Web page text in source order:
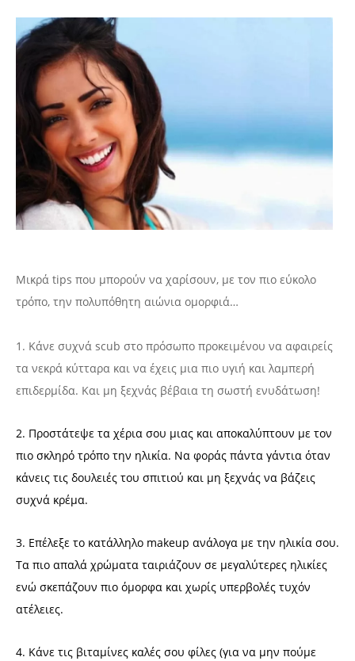
Μικρά tips που μπορούν να χαρίσουν, με τον πιο εύκολο
τρόπο, την πολυπόθητη αιώνια ομορφιά…
1. Κάνε συχνά scub στο πρόσωπο προκειμένου να αφαιρείς
τα νεκρά κύτταρα και να έχεις μια πιο υγιή και λαμπερή
επιδερμίδα. Και μη ξεχνάς βέβαια τη σωστή ενυδάτωση!
2. Προστάτεψε τα χέρια σου μιας και αποκαλύπτουν με τον
πιο σκληρό τρόπο την ηλικία. Να φοράς πάντα γάντια όταν
κάνεις τις δουλειές του σπιτιού και μη ξεχνάς να βάζεις
συχνά κρέμα.
3. Επέλεξε το κατάλληλο makeup ανάλογα με την ηλικία σου.
Τα πιο απαλά χρώματα ταιριάζουν σε μεγαλύτερες ηλικίες
ενώ σκεπάζουν πιο όμορφα και χωρίς υπερβολές τυχόν
ατέλειες.
4. Κάνε τις βιταμίνες καλές σου φίλες (για να μην πούμε